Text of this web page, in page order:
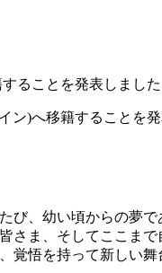
ることを発表しました
ン)へ移籍することを発
び、幼い頃からの夢
ま、そしてここま
覚悟を持って新しい